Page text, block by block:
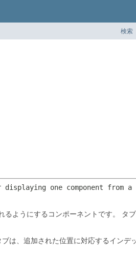
検索
one component from
ようにするコンポーネントです。
タ
ブは、追加された位置に対応するインデ